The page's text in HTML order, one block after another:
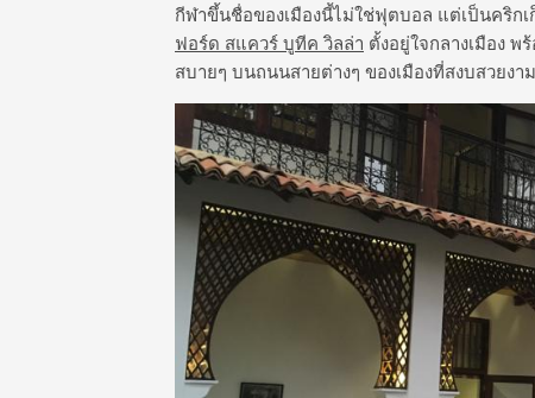
กีฬาขึ้นชื่อของเมืองนี้ไม่ใช่ฟุตบอล แต่เป็นคริก
ฟอร์ด สแควร์ บูทีค วิลล่า ตั้งอยู่ใจกลางเมือง
สบายๆ บนถนนสายต่างๆ ของเมืองที่สงบสวยงาม